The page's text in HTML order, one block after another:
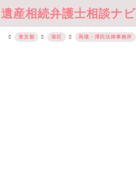
遺産相続弁護士相談ナビ
東京都 港区 馬場・澤田法律事務所